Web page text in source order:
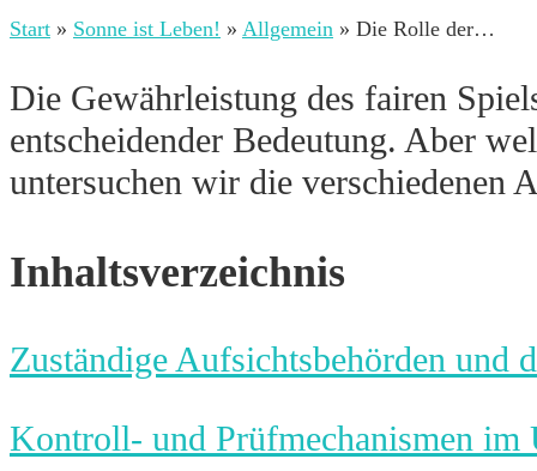
Start » Sonne ist Leben! » Allgemein » Die Rolle der…
Die Gewährleistung des fairen
entscheidender Bedeutung. Aber
untersuchen wir die verschiedenen
Inhaltsverzeichnis
Zuständige Aufsichtsbehörden und
Kontroll- und Prüfmechanismen im